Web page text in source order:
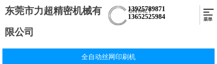
东莞市力超精密机械有
限公司
13925789871
13652525984
全自动丝网印刷机